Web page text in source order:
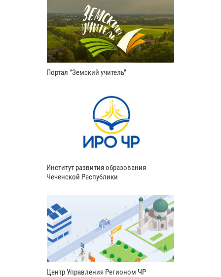
Портал "Земский учитель"
Институт развития образования
Чеченской Республики
Центр Управления Регионом ЧР